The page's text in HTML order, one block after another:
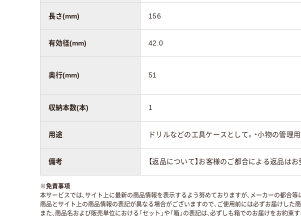
長さ(mm) 156
有効径(mm) 42.0
奥行(mm) 51
収納本数(本) 1
用途 ドリルなどの工具ケースとして。・小物の管理用
備考 【返品について】お客様のご都合による返品はお
※免責事項
本サービスでは、サイト上に最新の商品情報を表示するよう努めておりますが、メーカーの都合等
商品とサイト上の商品情報の表記が異なる場合がございますので、ご使用前には必ずお届けした
また、商品名および販売単位における「セット」や「箱」の表記は、必ずしも箱でのお届けをお約束